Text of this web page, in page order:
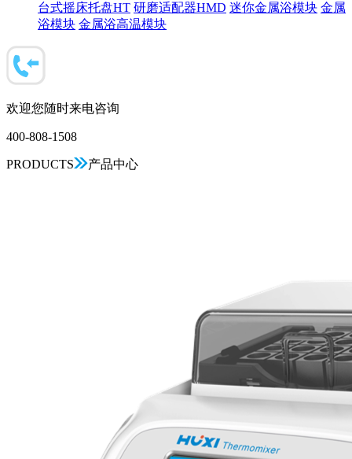
台式摇床托盘HT 研磨适配器HMD 迷你金属浴模块 金属
浴模块 金属浴高温模块
欢迎您随时来电咨询
400-808-1508
PRODUCTS 产品中心